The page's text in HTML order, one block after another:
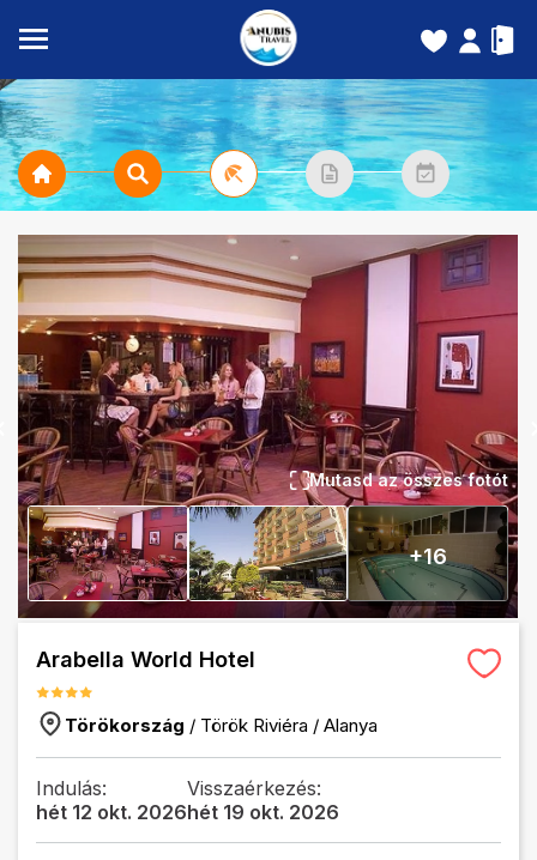
Mutasd az összes fotót
+16
Arabella World Hotel
Törökország / Török Riviéra / Alanya
Indulás:
hét 12 okt. 2026
Visszaérkezés:
hét 19 okt. 2026